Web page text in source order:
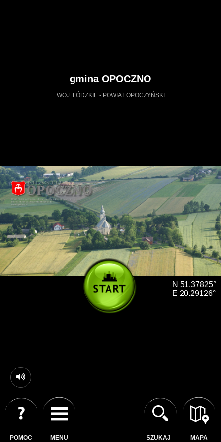
Mapa serwisu
N 51.37825°
E 20.29126°
gmina OPOCZNO
WOJ. ŁÓDZKIE - POWIAT OPOCZYŃSKI
MENU MAPA
POMOC SZUKAJ